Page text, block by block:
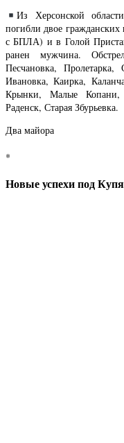
Из Херсонской
погибли двое гражданских
с БПЛА) и в Голой
ранен мужчина.
Песчановка, Пролетарка,
Ивановка, Каирка,
Крынки, Малые Копани,
Раденск, Старая Збурьевка.
Два майора
*
Новые успехи под